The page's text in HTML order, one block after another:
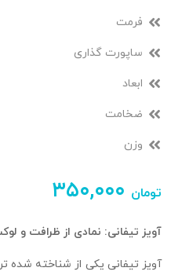
فرمت
ساپورت گذاری
ابعاد
ضخامت
وزن
۳۵۰,۰۰۰ تومان
آویز تیفانی: نمادی از ظرافت و
آویز تیفانی یکی از شناخته‌ شده‌